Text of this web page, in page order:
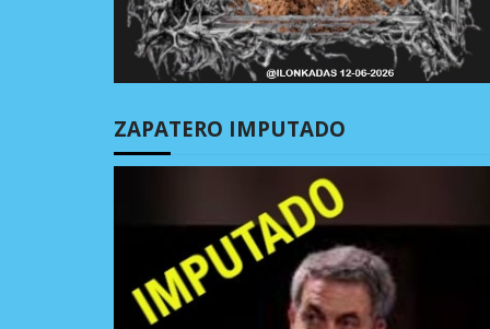
ZAPATERO IMPUTADO